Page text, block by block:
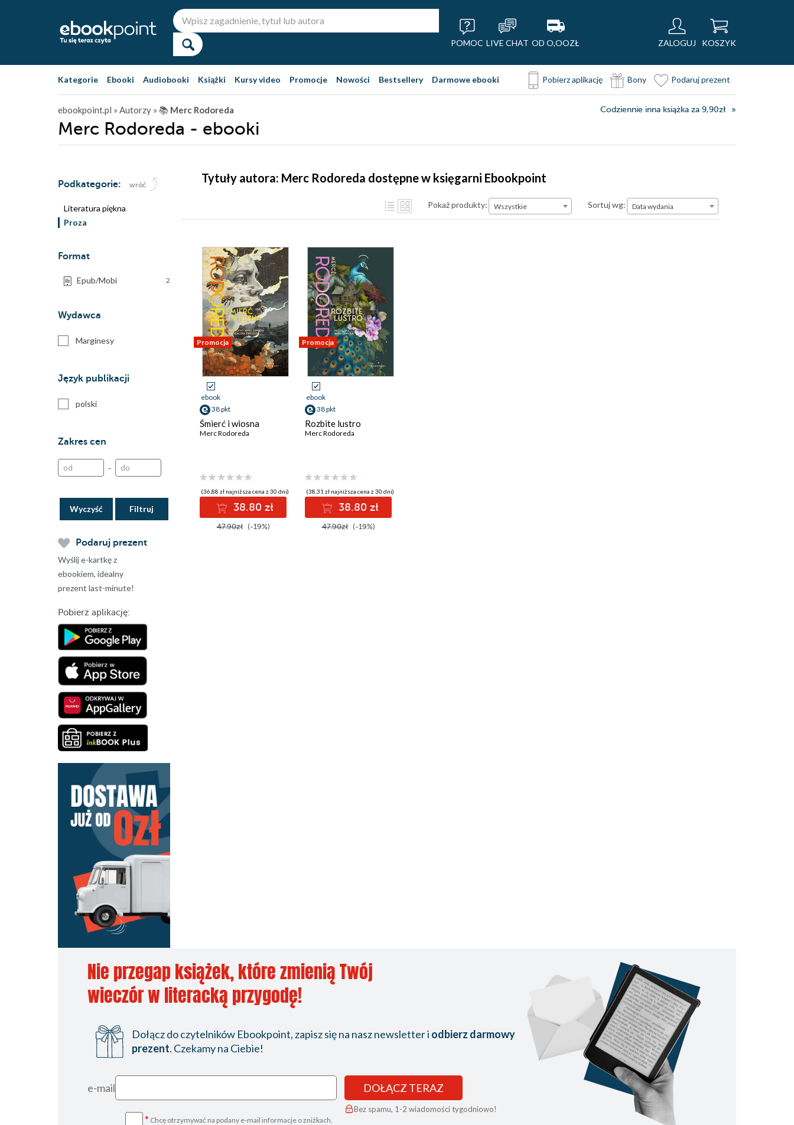
POMOC LIVE CHAT OD O,OOZŁ ZALOGUJ KOSZYK
Kategorie Ebooki Audiobooki Książki Kursy video Promocje Nowości Bestsellery Darmowe ebooki Pobierz aplikację Bony Podaruj prezent
ebookpoint.pl » Autorzy » 📚 Merc Rodoreda Codziennie inna książka za 9,90zł
Merc Rodoreda - ebooki
Podkategorie: wróć
Literatura piękna
Proza
Format
Epub/Mobi 2
Wydawca
Marginesy
Język publikacji
polski
Zakres cen
–
Wyczyść
Podaruj prezent
Wyślij e-kartkę z
ebookiem, idealny
prezent last-minute!
Pobierz aplikację:
Tytuły autora: Merc Rodoreda dostępne w księgarni Ebookpoint
Pokaż produkty: Wszystkie Sortuj wg:Data wydania
Data wydania
Promocja
ebook
38 pkt
Śmierć i wiosna
Merc Rodoreda
(36,88 zł najniższa cena z 30 dni)
38.80 zł
47.90zł (-19%)
Promocja
ebook
38 pkt
Rozbite lustro
Merc Rodoreda
(38,31 zł najniższa cena z 30 dni)
38.80 zł
47.90zł (-19%)
Nie przegap książek, które zmienią Twój
wieczór w literacką przygodę!
Dołącz do czytelników Ebookpoint, zapisz się na nasz newsletter i odbierz darmowy
prezent. Czekamy na Ciebie!
e-mail
* Chcę otrzymywać na podany e-mail informacje o zniżkach,
DOŁĄCZ TERAZ
Bez spamu, 1-2 wiadomości tygodniowo!